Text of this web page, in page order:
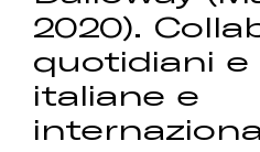
2020).
quotidiani e
italiane e